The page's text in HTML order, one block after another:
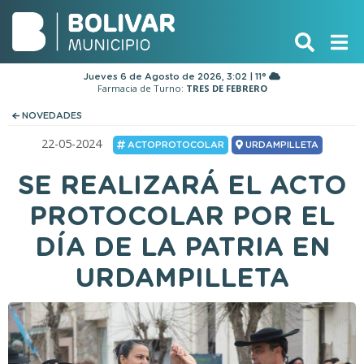
Jueves 6 de Agosto de 2026, 3:02 | 11°
Farmacia de Turno: TRES DE FEBRERO
NOVEDADES
22-05-2024 ACTOPROTOCOLAR URDAMPILLETA
SE REALIZARÁ EL ACTO
PROTOCOLAR POR EL
DÍA DE LA PATRIA EN
URDAMPILLETA